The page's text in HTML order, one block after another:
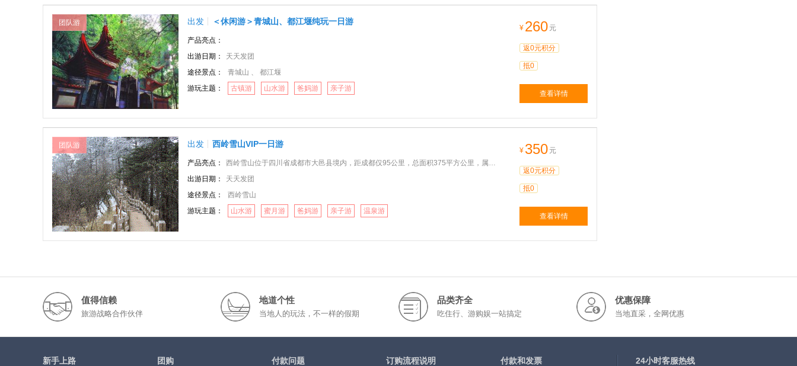
团队游 出发 ＜休闲游＞青城山、都江堰纯玩一日游
产品亮点：
出游日期：
天天发团
途径景点：
青城山 、 都江堰
游玩主题：
古镇游 山水游 爸妈游 亲子游
¥ 260 元
返0元积分
抵0
查看详情
团队游 出发 西岭雪山VIP一日游
产品亮点：
西岭雪山位于四川省成都市大邑县境内，距成都仅95公里，总面积375平方公里，属世界自然遗产、大熊猫栖息地、AAAA级旅游景区、国
出游日期：
天天发团
途径景点：
西岭雪山
游玩主题：
山水游 蜜月游 爸妈游 亲子游 温泉游
¥ 350 元
返0元积分
抵0
查看详情
值得信赖
旅游战略合作伙伴
地道个性
当地人的玩法，不一样的假期
品类齐全
吃住行、游购娱一站搞定
优惠保障
当地直采，全网优惠
新手上路 团购 付款问题 订购流程说明 付款和发票 24小时客服热线